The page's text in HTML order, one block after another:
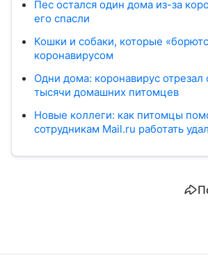
Пес остался один дома из-за
его спасли
Кошки и собаки, которые
коронавирусом
Одни дома: коронавирус отрезал
тысячи домашних питомцев
Новые коллеги: как питомцы
сотрудникам Mail.ru работать